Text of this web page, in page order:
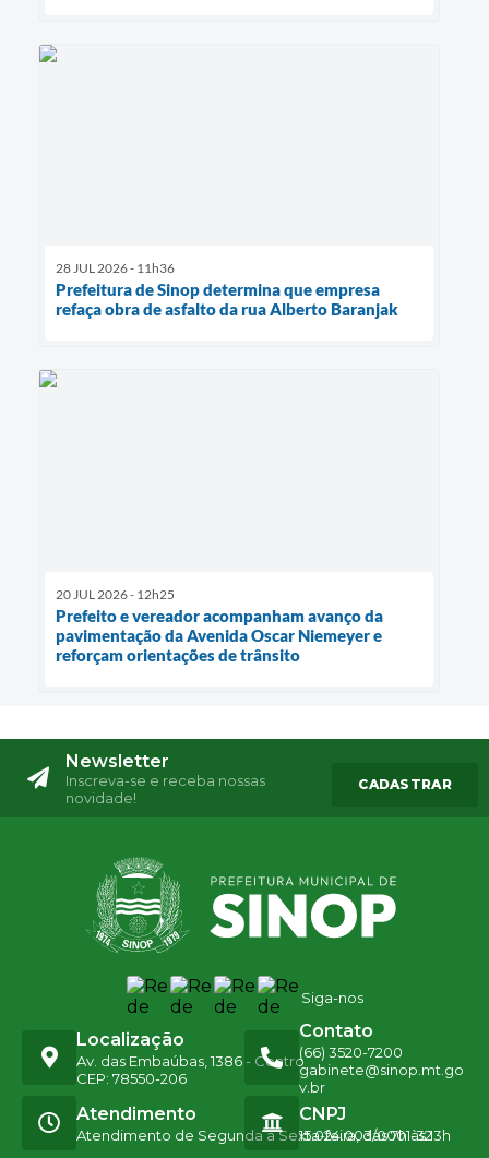
28 JUL 2026 - 11h36
Prefeitura de Sinop determina que empresa
refaça obra de asfalto da rua Alberto Baranjak
20 JUL 2026 - 12h25
Prefeito e vereador acompanham avanço da
pavimentação da Avenida Oscar Niemeyer e
reforçam orientações de trânsito
Newsletter
Inscreva-se e receba nossas
novidade!
CADASTRAR
Siga-nos
Localização
Av. das Embaúbas, 1386 - Centro
CEP: 78550-206
Contato
(66) 3520-7200
gabinete@sinop.mt.go
v.br
Atendimento
Atendimento de Segunda a Sexta-feira, das 7h às 13h
CNPJ
15.024.003/0001-32